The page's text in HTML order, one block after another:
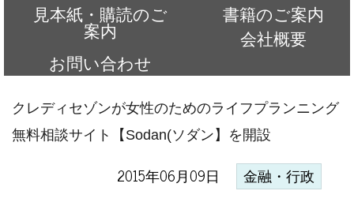
見本紙・購読のご
案内
書籍のご案内
会社概要
お問い合わせ
クレディセゾンが女性のためのライフプランニング
無料相談サイト【Sodan(ソダン】を開設
2015年06月09日 金融・行政